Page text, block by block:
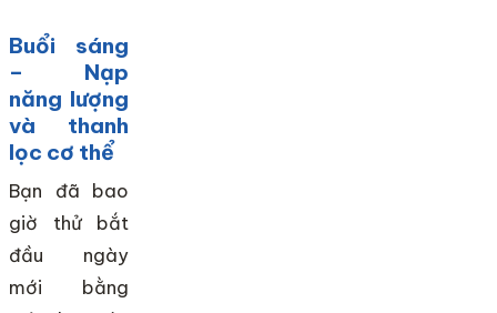
Buổi sáng
– Nạp
năng lượng
và thanh
lọc cơ thể
Bạn đã bao
giờ thử bắt
đầu ngày
mới bằng